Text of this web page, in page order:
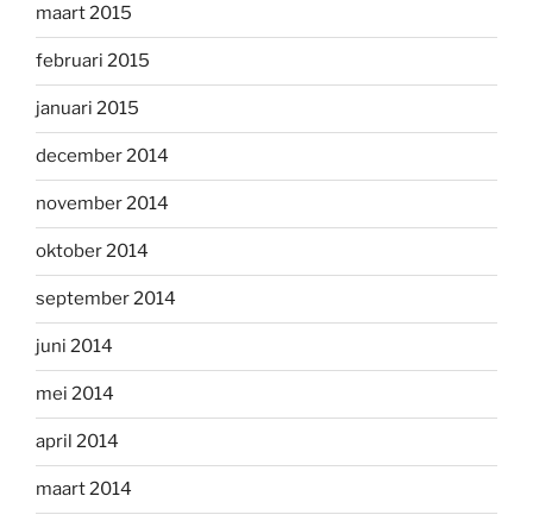
maart 2015
februari 2015
januari 2015
december 2014
november 2014
oktober 2014
september 2014
juni 2014
mei 2014
april 2014
maart 2014